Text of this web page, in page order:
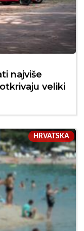
najviše
veliki
HRVATSKA